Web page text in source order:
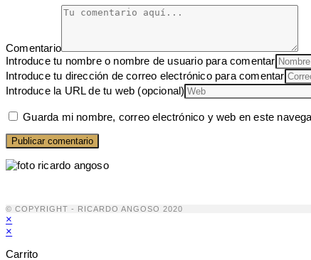
Comentario
Introduce tu nombre o nombre de usuario para comentar
Introduce tu dirección de correo electrónico para comentar
Introduce la URL de tu web (opcional)
Guarda mi nombre, correo electrónico y web en este
© COPYRIGHT - RICARDO ANGOSO 2020
×
×
Carrito